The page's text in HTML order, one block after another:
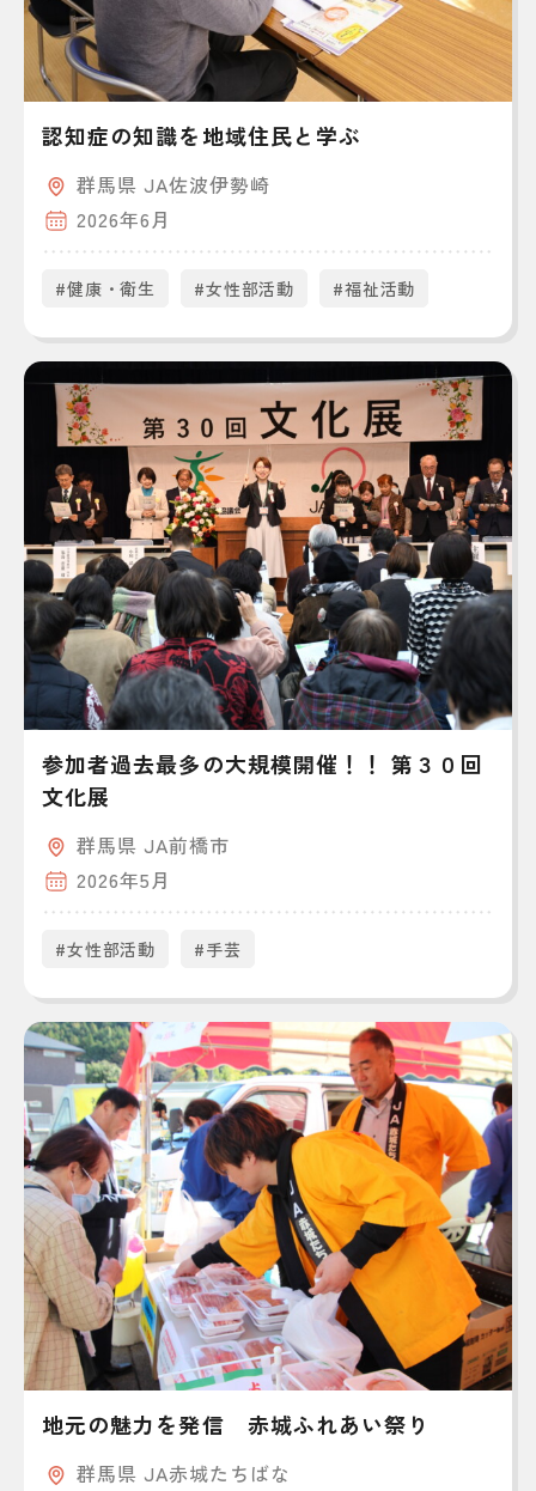
認知症の知識を地域住民と学ぶ
群馬県 JA佐波伊勢崎
2026年6月
#健康・衛生 #女性部活動 #福祉活動
参加者過去最多の大規模開催！！ 第３０回
文化展
群馬県 JA前橋市
2026年5月
#女性部活動 #手芸
地元の魅力を発信 赤城ふれあい祭り
群馬県 JA赤城たちばな